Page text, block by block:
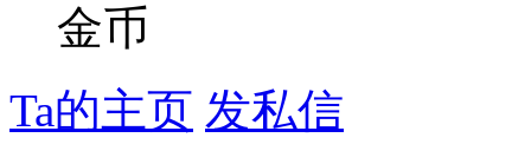
金币
Ta的主页 发私信